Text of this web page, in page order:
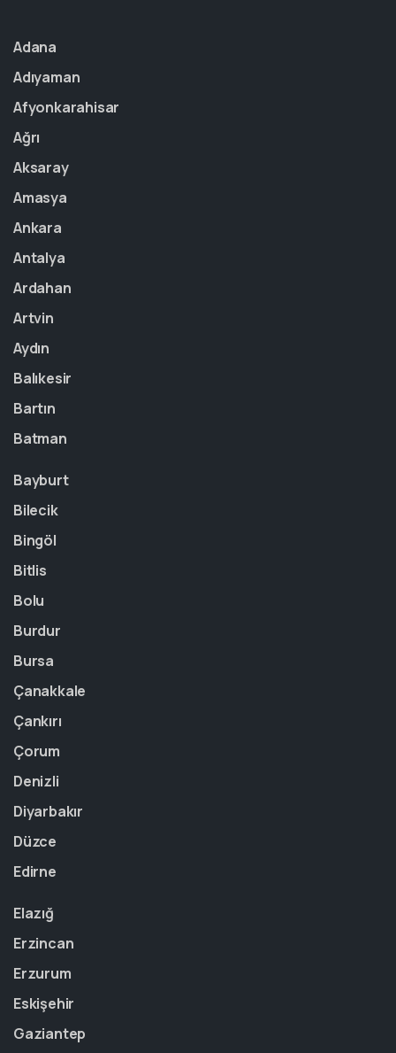
Adana
Adıyaman
Afyonkarahisar
Ağrı
Aksaray
Amasya
Ankara
Antalya
Ardahan
Artvin
Aydın
Balıkesir
Bartın
Batman
Bayburt
Bilecik
Bingöl
Bitlis
Bolu
Burdur
Bursa
Çanakkale
Çankırı
Çorum
Denizli
Diyarbakır
Düzce
Edirne
Elazığ
Erzincan
Erzurum
Eskişehir
Gaziantep